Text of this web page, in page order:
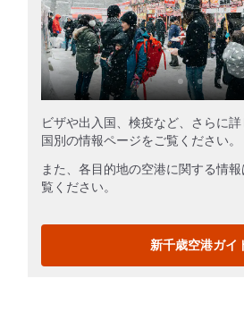
ビザや出入国、検疫など、さらに
国別の情報ページをご覧ください。
また、各目的地の空港に関する情
覧ください。
新千歳空港ガイ